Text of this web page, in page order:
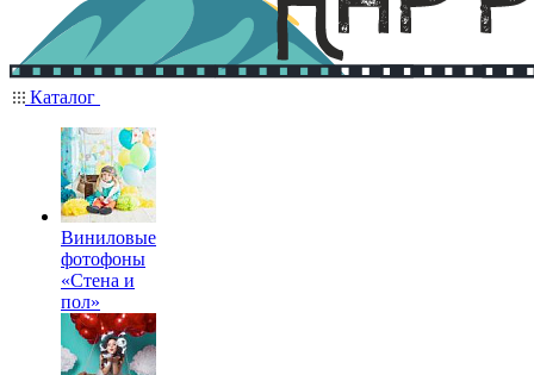
Каталог
Виниловые
фотофоны
«Стена и
пол»